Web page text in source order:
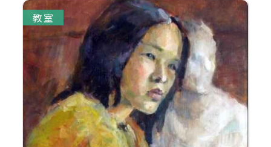
教室